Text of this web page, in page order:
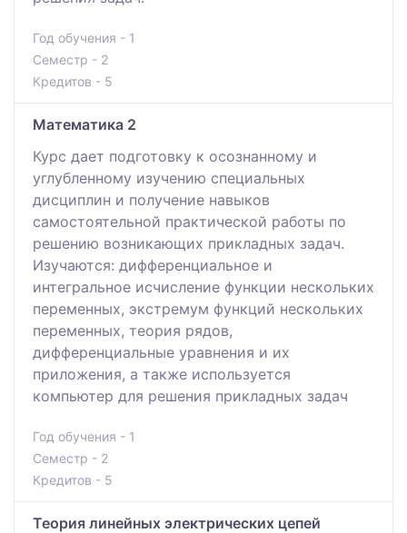
Год обучения - 1
Семестр - 2
Кредитов - 5
Математика 2
Курс дает подготовку к осознанному и
углубленному изучению специальных
дисциплин и получение навыков
самостоятельной практической работы по
решению возникающих прикладных задач.
Изучаются: дифференциальное и
интегральное исчисление функции нескольких
переменных, экстремум функций нескольких
переменных, теория рядов,
дифференциальные уравнения и их
приложения, а также используется
компьютер для решения прикладных задач
Год обучения - 1
Семестр - 2
Кредитов - 5
Теория линейных электрических цепей